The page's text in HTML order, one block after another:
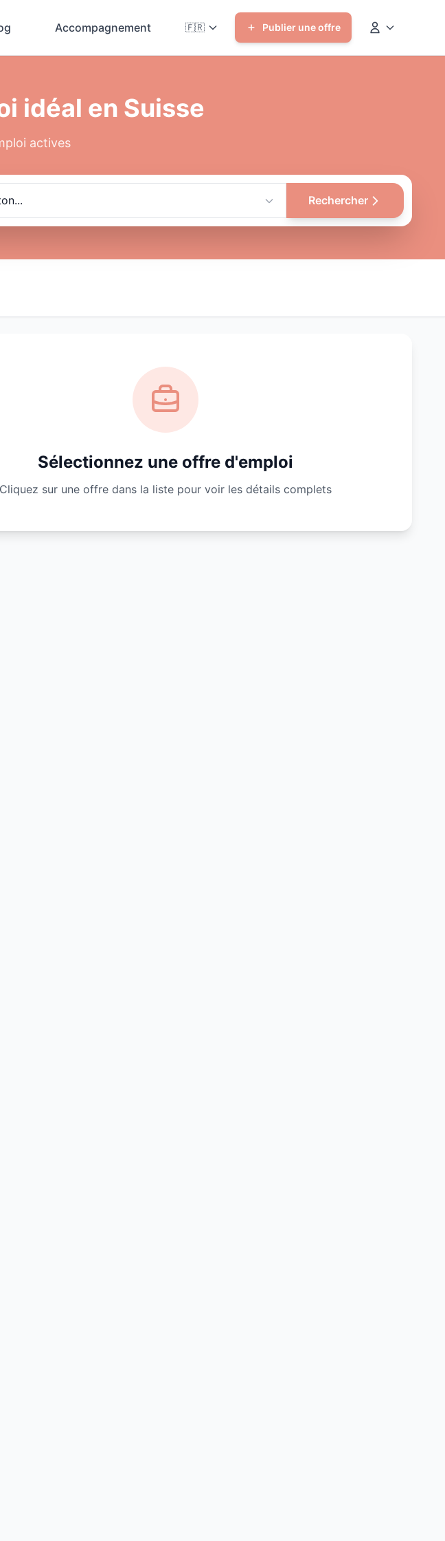
Accompagnement 🇫🇷 Publier une offre
idéal en Suisse
actives
Rechercher
Sélectionnez une offre d'emploi
Cliquez sur une offre dans la liste pour voir les détails complets